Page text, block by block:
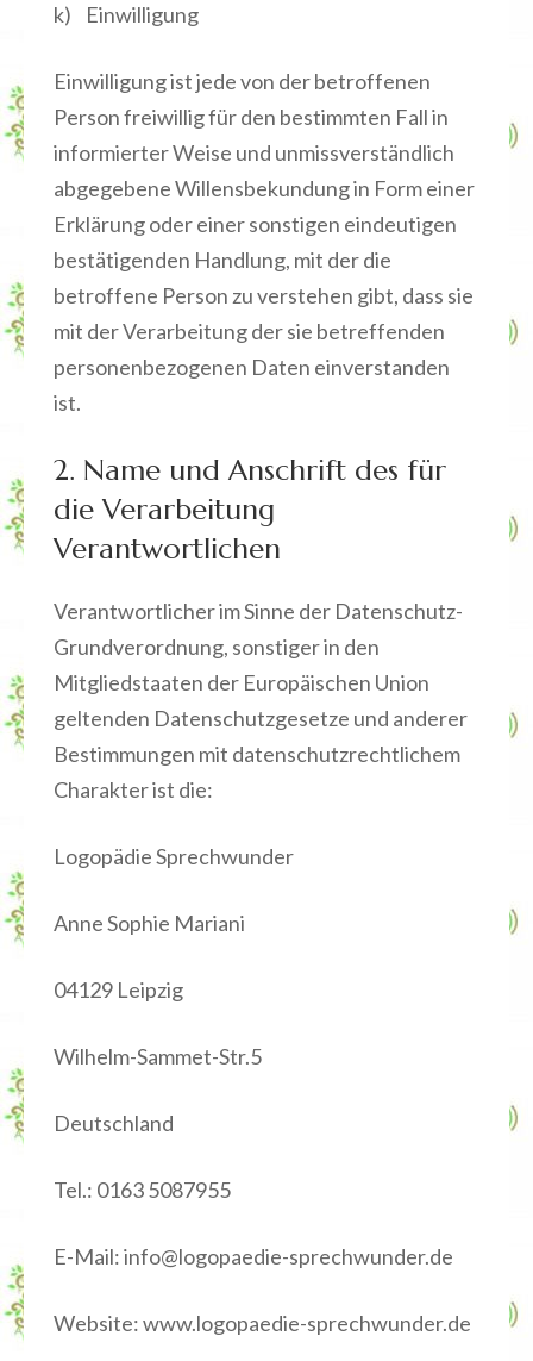
k) Einwilligung
Einwilligung ist jede von der betroffenen
Person freiwillig für den bestimmten Fall in
informierter Weise und unmissverständlich
abgegebene Willensbekundung in Form einer
Erklärung oder einer sonstigen eindeutigen
bestätigenden Handlung, mit der die
betroffene Person zu verstehen gibt, dass sie
mit der Verarbeitung der sie betreffenden
personenbezogenen Daten einverstanden
ist.
2. Name und Anschrift des für
die Verarbeitung
Verantwortlichen
Verantwortlicher im Sinne der Datenschutz-
Grundverordnung, sonstiger in den
Mitgliedstaaten der Europäischen Union
geltenden Datenschutzgesetze und anderer
Bestimmungen mit datenschutzrechtlichem
Charakter ist die:
Logopädie Sprechwunder
Anne Sophie Mariani
04129 Leipzig
Wilhelm-Sammet-Str.5
Deutschland
Tel.: 0163 5087955
E-Mail: info@logopaedie-sprechwunder.de
Website: www.logopaedie-sprechwunder.de